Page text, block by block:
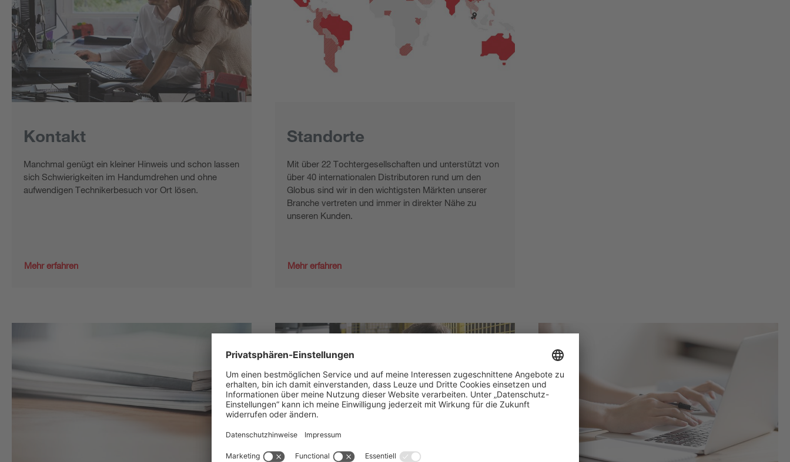
Kontakt
Manchmal genügt ein kleiner Hinweis und schon lassen
sich Schwierigkeiten im Handumdrehen und ohne
aufwendigen Technikerbesuch vor Ort lösen.
Mehr erfahren
Standorte
Mit über 22 Tochtergesellschaften und unterstützt von
über 40 internationalen Distributoren rund um den
Globus sind wir in den wichtigsten Märkten unserer
Branche vertreten und immer in direkter Nähe zu
unseren Kunden.
Mehr erfahren